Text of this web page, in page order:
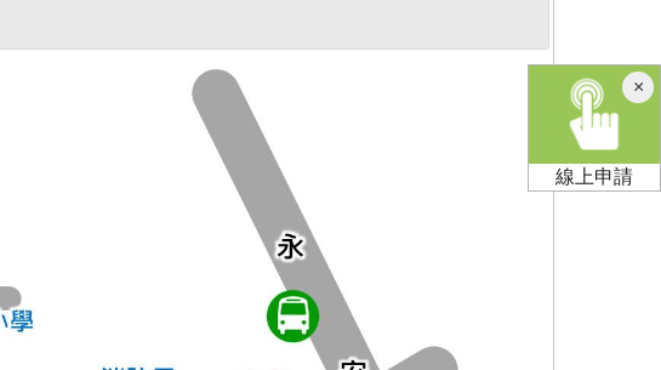
×關
閉
線上申請